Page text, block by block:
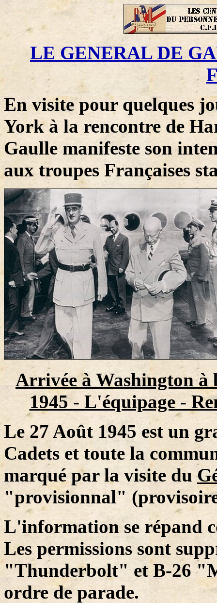
LE GENERAL DE
En visite pour quelques
York à la rencontre de
Gaulle manifeste son
aux troupes Françaises
Arrivée à Washington
1945 - L'équipage -
Le 27 Août 1945 est un
Cadets et toute la
marqué par la visite du
"provisionnal"
L'information se répand
Les permissions sont
"Thunderbolt" et B-26
ordre de parade.